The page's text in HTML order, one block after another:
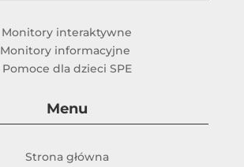
Monitory interaktywne
Monitory informacyjne
Pomoce dla dzieci SPE
Menu
Strona główna